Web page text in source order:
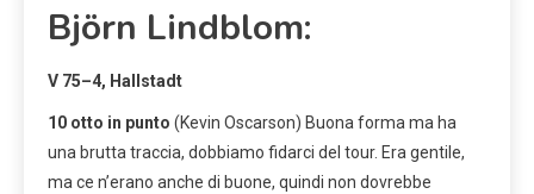
Björn Lindblom:
V 75–4, Hallstadt
10 otto in punto (Kevin Oscarson) Buona forma ma ha
una brutta traccia, dobbiamo fidarci del tour. Era gentile,
ma ce n’erano anche di buone, quindi non dovrebbe